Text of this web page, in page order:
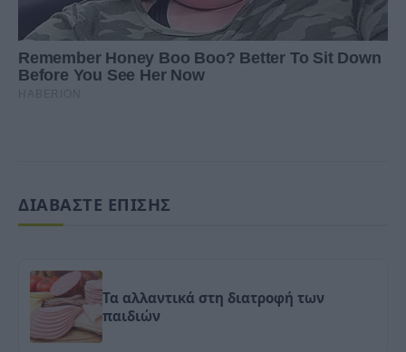
ΔΙΑΒΑΣΤΕ ΕΠΙΣΗΣ
Τα αλλαντικά στη διατροφή των
παιδιών